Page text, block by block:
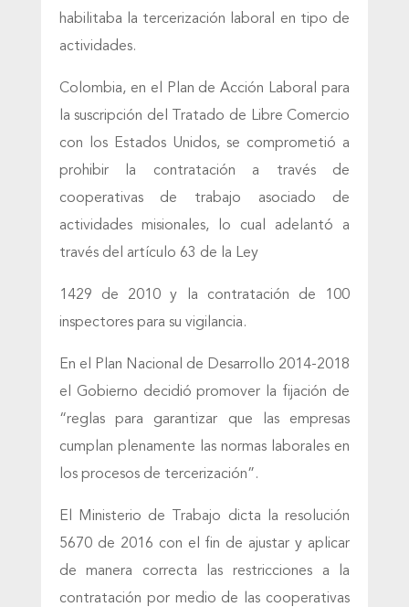
habilitaba la tercerización laboral en tipo de
actividades.
Colombia, en el Plan de Acción Laboral para
la suscripción del Tratado de Libre Comercio
con los Estados Unidos, se comprometió a
prohibir la contratación a través de
cooperativas de trabajo asociado de
actividades misionales, lo cual adelantó a
través del artículo 63 de la Ley
1429 de 2010 y la contratación de 100
inspectores para su vigilancia.
En el Plan Nacional de Desarrollo 2014-2018
el Gobierno decidió promover la fijación de
“reglas para garantizar que las empresas
cumplan plenamente las normas laborales en
los procesos de tercerización”.
El Ministerio de Trabajo dicta la resolución
5670 de 2016 con el fin de ajustar y aplicar
de manera correcta las restricciones a la
contratación por medio de las cooperativas